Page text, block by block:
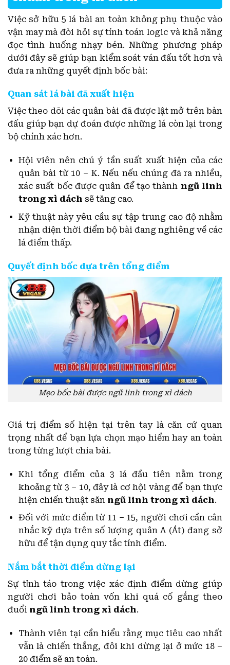
Việc sở hữu 5 lá bài an toàn không phụ thuộc vào
vận may mà đòi hỏi sự tính toán logic và khả năng
đọc tình huống nhạy bén. Những phương pháp
dưới đây sẽ giúp bạn kiểm soát ván đấu tốt hơn và
đưa ra những quyết định bốc bài:
Quan sát lá bài đã xuất hiện
Việc theo dõi các quân bài đã được lật mở trên bàn
đấu giúp bạn dự đoán được những lá còn lại trong
bộ chính xác hơn.
Hội viên nên chú ý tần suất xuất hiện của các
quân bài từ 10 – K. Nếu nếu chúng đã ra nhiều,
xác suất bốc được quân để tạo thành ngũ linh
trong xì dách sẽ tăng cao.
Kỹ thuật này yêu cầu sự tập trung cao độ nhằm
nhận diện thời điểm bộ bài đang nghiêng về các
lá điểm thấp.
Quyết định bốc dựa trên tổng điểm
Mẹo bốc bài được ngũ linh trong xì dách
Giá trị điểm số hiện tại trên tay là căn cứ quan
trọng nhất để bạn lựa chọn mạo hiểm hay an toàn
trong từng lượt chia bài.
Khi tổng điểm của 3 lá đầu tiên nằm trong
khoảng từ 3 – 10, đây là cơ hội vàng để bạn thực
hiện chiến thuật săn ngũ linh trong xì dách.
Đối với mức điểm từ 11 – 15, người chơi cần cân
nhắc kỹ dựa trên số lượng quân A (Át) đang sở
hữu để tận dụng quy tắc tính điểm.
Nắm bắt thời điểm dừng lại
Sự tỉnh táo trong việc xác định điểm dừng giúp
người chơi bảo toàn vốn khi quá cố gắng theo
đuổi ngũ linh trong xì dách.
Thành viên tại cần hiểu rằng mục tiêu cao nhất
vẫn là chiến thắng, đôi khi dừng lại ở mức 18 –
20 điểm sẽ an toàn.